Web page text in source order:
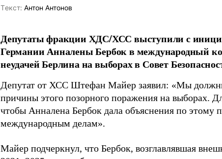
Tекст: Антон Антонов
Депутаты фракции ХДС/ХСС выступили с
Германии Анналены Бербок в международный
неудачей Берлина на выборах в Совет
Депутат от ХСС Штефан Майер заявил: «Мы
причины этого позорного поражения на выборах.
чтобы Анналена Бербок дала объяснения по этому
международным делам».
Майер подчеркнул, что Бербок, возглавлявшая